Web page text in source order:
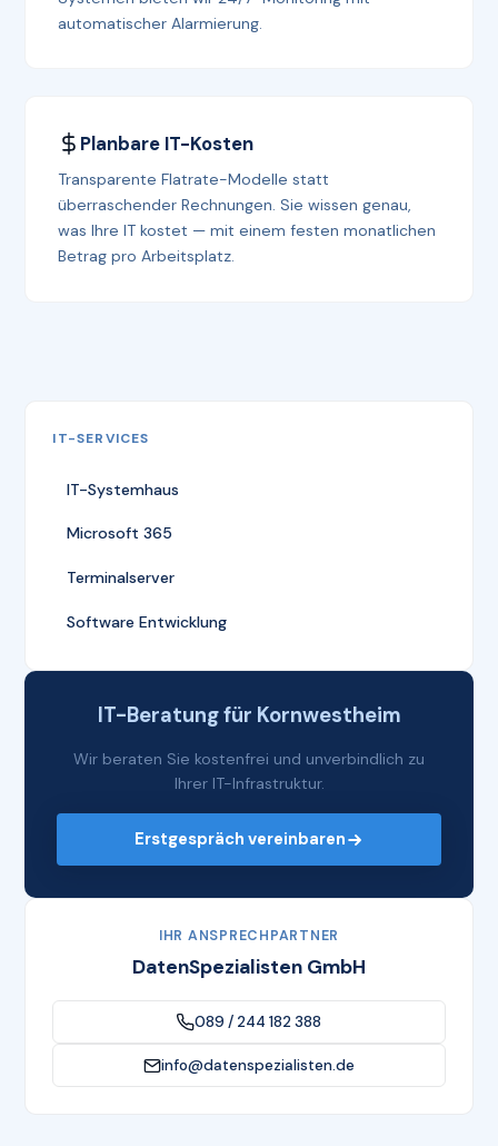
automatischer Alarmierung.
Planbare IT-Kosten
Transparente Flatrate-Modelle statt
überraschender Rechnungen. Sie wissen genau,
was Ihre IT kostet — mit einem festen monatlichen
Betrag pro Arbeitsplatz.
IT-SERVICES
IT-Systemhaus
Microsoft 365
Terminalserver
Software Entwicklung
IT-Beratung für Kornwestheim
Wir beraten Sie kostenfrei und unverbindlich zu
Ihrer IT-Infrastruktur.
Erstgespräch vereinbaren
IHR ANSPRECHPARTNER
DatenSpezialisten GmbH
089 / 244 182 388
info@datenspezialisten.de